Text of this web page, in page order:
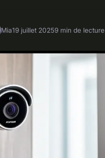
Mia19 juillet 20259 min de lecture